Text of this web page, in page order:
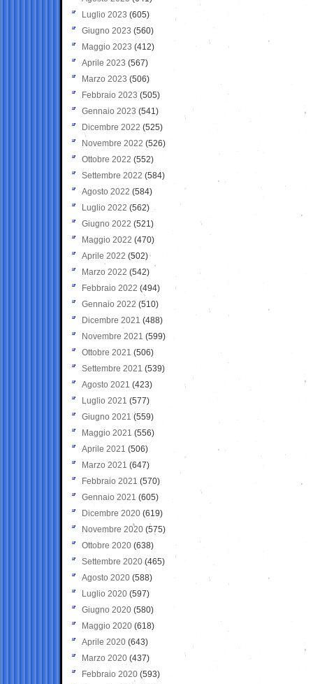
Luglio 2023 (605)
Giugno 2023 (560)
Maggio 2023 (412)
Aprile 2023 (567)
Marzo 2023 (506)
Febbraio 2023 (505)
Gennaio 2023 (541)
Dicembre 2022 (525)
Novembre 2022 (526)
Ottobre 2022 (552)
Settembre 2022 (584)
Agosto 2022 (584)
Luglio 2022 (562)
Giugno 2022 (521)
Maggio 2022 (470)
Aprile 2022 (502)
Marzo 2022 (542)
Febbraio 2022 (494)
Gennaio 2022 (510)
Dicembre 2021 (488)
Novembre 2021 (599)
Ottobre 2021 (506)
Settembre 2021 (539)
Agosto 2021 (423)
Luglio 2021 (577)
Giugno 2021(559)
Maggio 2021 (556)
Aprile 2021 (506)
Marzo 2021 (647)
Febbraio 2021 (570)
Gennaio 2021 (605)
Dicembre 2020 (619)
Novembre 2020 (575)
Ottobre 2020 (638)
Settembre 2020(465)
Agosto 2020 (588)
Luglio 2020 (597)
Giugno 2020 (580)
Maggio 2020 (618)
Aprile 2020 (643)
Marzo 2020 (437)
Febbraio 2020 (593)